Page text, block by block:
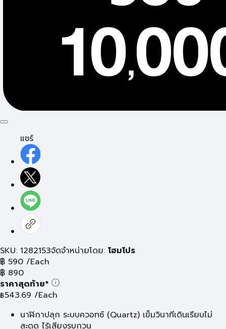
แชร์
SKU: 1282153จัดจำหน่ายโดย: โฮมโปร
฿ 590 /Each
฿ 890
ราคาสุดท้าย*
฿543.69 /Each
นาฬิกาปลุก ระบบควอทซ์ (Quartz) เข็มวินาทีเดินเรียบไม่
สะดุด ไร้เสียงรบกวน